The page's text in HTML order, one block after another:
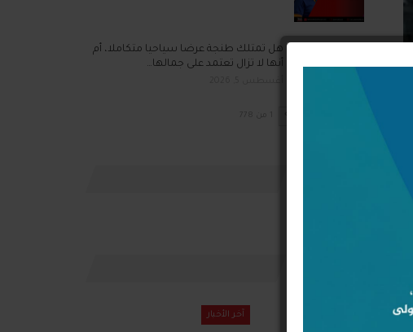
هل تمتلك طنجة عرضا سياحيا متكاملا، أم
أنها لا تزال تعتمد على جمالها…
آخر الأخبار